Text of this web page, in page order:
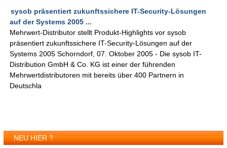
sysob präsentiert zukunftssichere IT-Security-Lösungen
auf der Systems 2005 ...
Mehrwert-Distributor stellt Produkt-Highlights vor sysob
präsentiert zukunftssichere IT-Security-Lösungen auf der
Systems 2005 Schorndorf, 07. Oktober 2005 - Die sysob IT-
Distribution GmbH & Co. KG ist einer der führenden
Mehrwertdistributoren mit bereits über 400 Partnern in
Deutschla
NEU HIER ?